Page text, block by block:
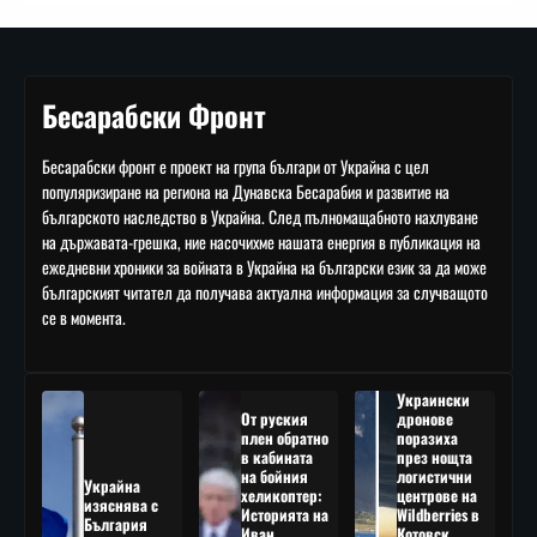
Бесарабски Фронт
Бесарабски фронт е проект на група българи от Украйна с цел
популяризиране на региона на Дунавска Бесарабия и развитие на
българското наследство в Украйна. След пълномащабното нахлуване
на държавата-грешка, ние насочихме нашата енергия в публикация на
ежедневни хроники за войната в Украйна на български език за да може
българският читател да получава актуална информация за случващото
се в момента.
Украйна
изяснява с
България
От руския
плен обратно
в кабината
на бойния
хеликоптер:
Историята на
Украински
дронове
поразиха
през нощта
логистични
центрове на
Wildberries в